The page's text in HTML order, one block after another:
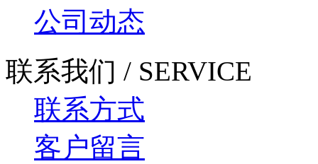
公司动态
联系我们 / SERVICE
联系方式
客户留言